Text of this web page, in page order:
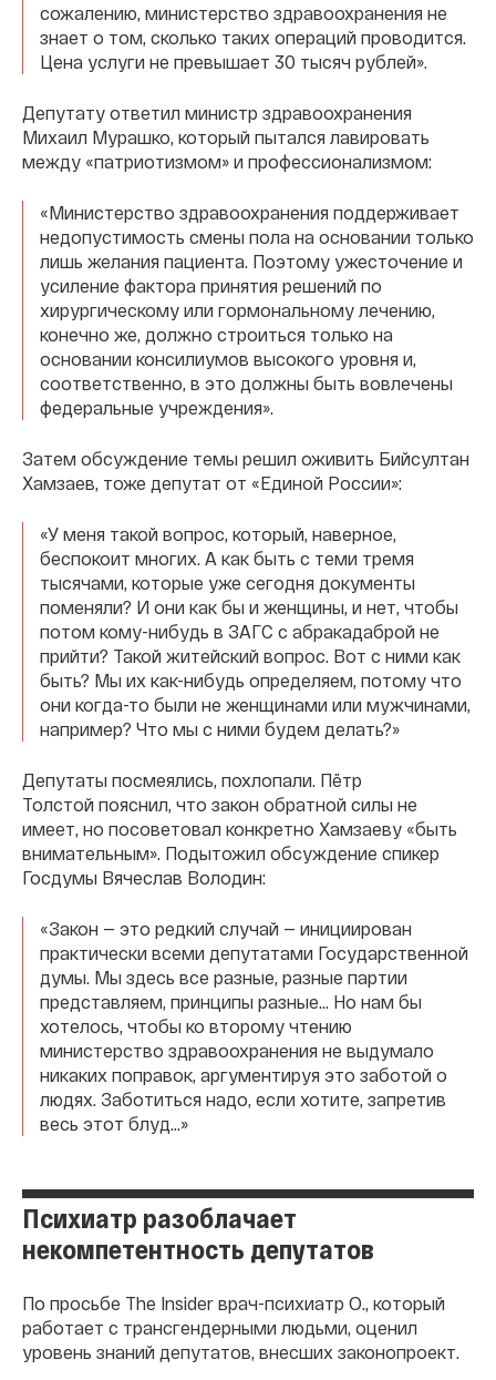
сожалению, министерство здравоохранения не
знает о том, сколько таких операций проводится.
Цена услуги не превышает 30 тысяч рублей».
Депутату ответил министр здравоохранения
Михаил Мурашко, который пытался лавировать
между «патриотизмом» и профессионализмом:
«Министерство здравоохранения поддерживает
недопустимость смены пола на основании только
лишь желания пациента. Поэтому ужесточение и
усиление фактора принятия решений по
хирургическому или гормональному лечению,
конечно же, должно строиться только на
основании консилиумов высокого уровня и,
соответственно, в это должны быть вовлечены
федеральные учреждения».
Затем обсуждение темы решил оживить Бийсултан
Хамзаев, тоже депутат от «Единой России»:
«У меня такой вопрос, который, наверное,
беспокоит многих. А как быть с теми тремя
тысячами, которые уже сегодня документы
поменяли? И они как бы и женщины, и нет, чтобы
потом кому-нибудь в ЗАГС с абракадаброй не
прийти? Такой житейский вопрос. Вот с ними как
быть? Мы их как-нибудь определяем, потому что
они когда-то были не женщинами или мужчинами,
например? Что мы с ними будем делать?»
Депутаты посмеялись, похлопали. Пётр
Толстой пояснил, что закон обратной силы не
имеет, но посоветовал конкретно Хамзаеву «быть
внимательным». Подытожил обсуждение спикер
Госдумы Вячеслав Володин:
«Закон — это редкий случай — инициирован
практически всеми депутатами Государственной
думы. Мы здесь все разные, разные партии
представляем, принципы разные… Но нам бы
хотелось, чтобы ко второму чтению
министерство здравоохранения не выдумало
никаких поправок, аргументируя это заботой о
людях. Заботиться надо, если хотите, запретив
весь этот блуд…»
Психиатр разоблачает
некомпетентность депутатов
По просьбе The Insider врач-психиатр О., который
работает с трансгендерными людьми, оценил
уровень знаний депутатов, внесших законопроект.